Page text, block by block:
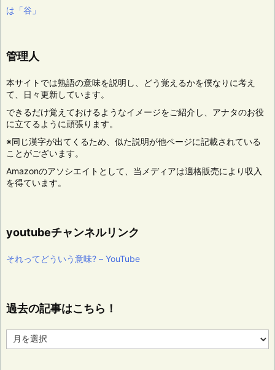
は「谷」
管理人
本サイトでは熟語の意味を説明し、どう覚えるかを僕なりに考え
て、日々更新しています。
できるだけ覚えておけるようなイメージをご紹介し、アナタのお役
に立てるように頑張ります。
※同じ漢字が出てくるため、似た説明が他ページに記載されている
ことがございます。
Amazonのアソシエイトとして、当メディアは適格販売により収入
を得ています。
youtubeチャンネルリンク
それってどういう意味? – YouTube
過去の記事はこちら！
去